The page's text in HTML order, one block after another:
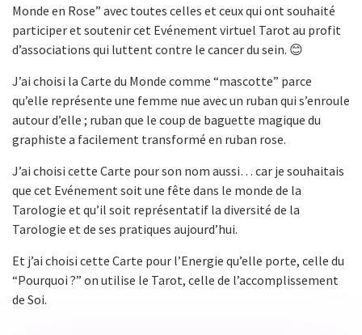
Monde en Rose” avec toutes celles et ceux qui ont souhaité
participer et soutenir cet Evénement virtuel Tarot au profit
d’associations qui luttent contre le cancer du sein. 😊
J’ai choisi la Carte du Monde comme “mascotte” parce
qu’elle représente une femme nue avec un ruban qui s’enroule
autour d’elle ; ruban que le coup de baguette magique du
graphiste a facilement transformé en ruban rose.
J’ai choisi cette Carte pour son nom aussi… car je souhaitais
que cet Evénement soit une fête dans le monde de la
Tarologie et qu’il soit représentatif la diversité de la
Tarologie et de ses pratiques aujourd’hui.
Et j’ai choisi cette Carte pour l’Energie qu’elle porte, celle du
“Pourquoi ?” on utilise le Tarot, celle de l’accomplissement
de Soi.